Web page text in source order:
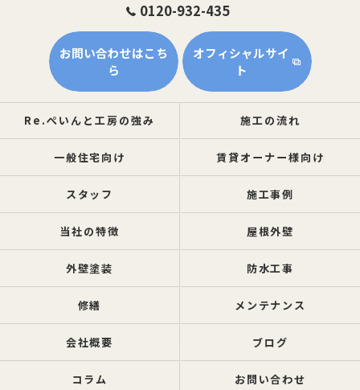
0120-932-435
お問い合わせはこち
ら
オフィシャルサイ
ト
Re.ぺいんと工房の強み 施工の流れ
一般住宅向け 賃貸オーナー様向け
スタッフ 施工事例
当社の特徴 屋根外壁
外壁塗装 防水工事
修繕 メンテナンス
会社概要 ブログ
コラム お問い合わせ